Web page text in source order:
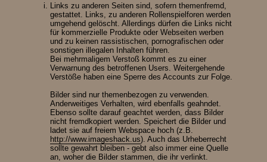
Links zu anderen Seiten sind, sofern themenfremd,
gestattet. Links, zu anderen Rollenspielforen werden
umgehend gelöscht. Allerdings dürfen die Links nicht
für kommerzielle Produkte oder Webseiten werben
und zu keinen rassistischen, pornografischen oder
sonstigen illegalen Inhalten führen.
Bei mehrmaligem Verstoß kommt es zu einer
Verwarnung des betroffenen Users. Weitergehende
Verstöße haben eine Sperre des Accounts zur Folge.
Bilder sind nur themenbezogen zu verwenden.
Anderweitiges Verhalten, wird ebenfalls geahndet.
Ebenso sollte darauf geachtet werden, dass Bilder
nicht fremdkopiert werden. Speichert die Bilder und
ladet sie auf freiem Webspace hoch (z.B.
http://www.imageshack.us). Auch das Urheberrecht
sollte gewahrt bleiben - gebt also immer eine Quelle
an, woher die Bilder stammen, die ihr verlinkt.